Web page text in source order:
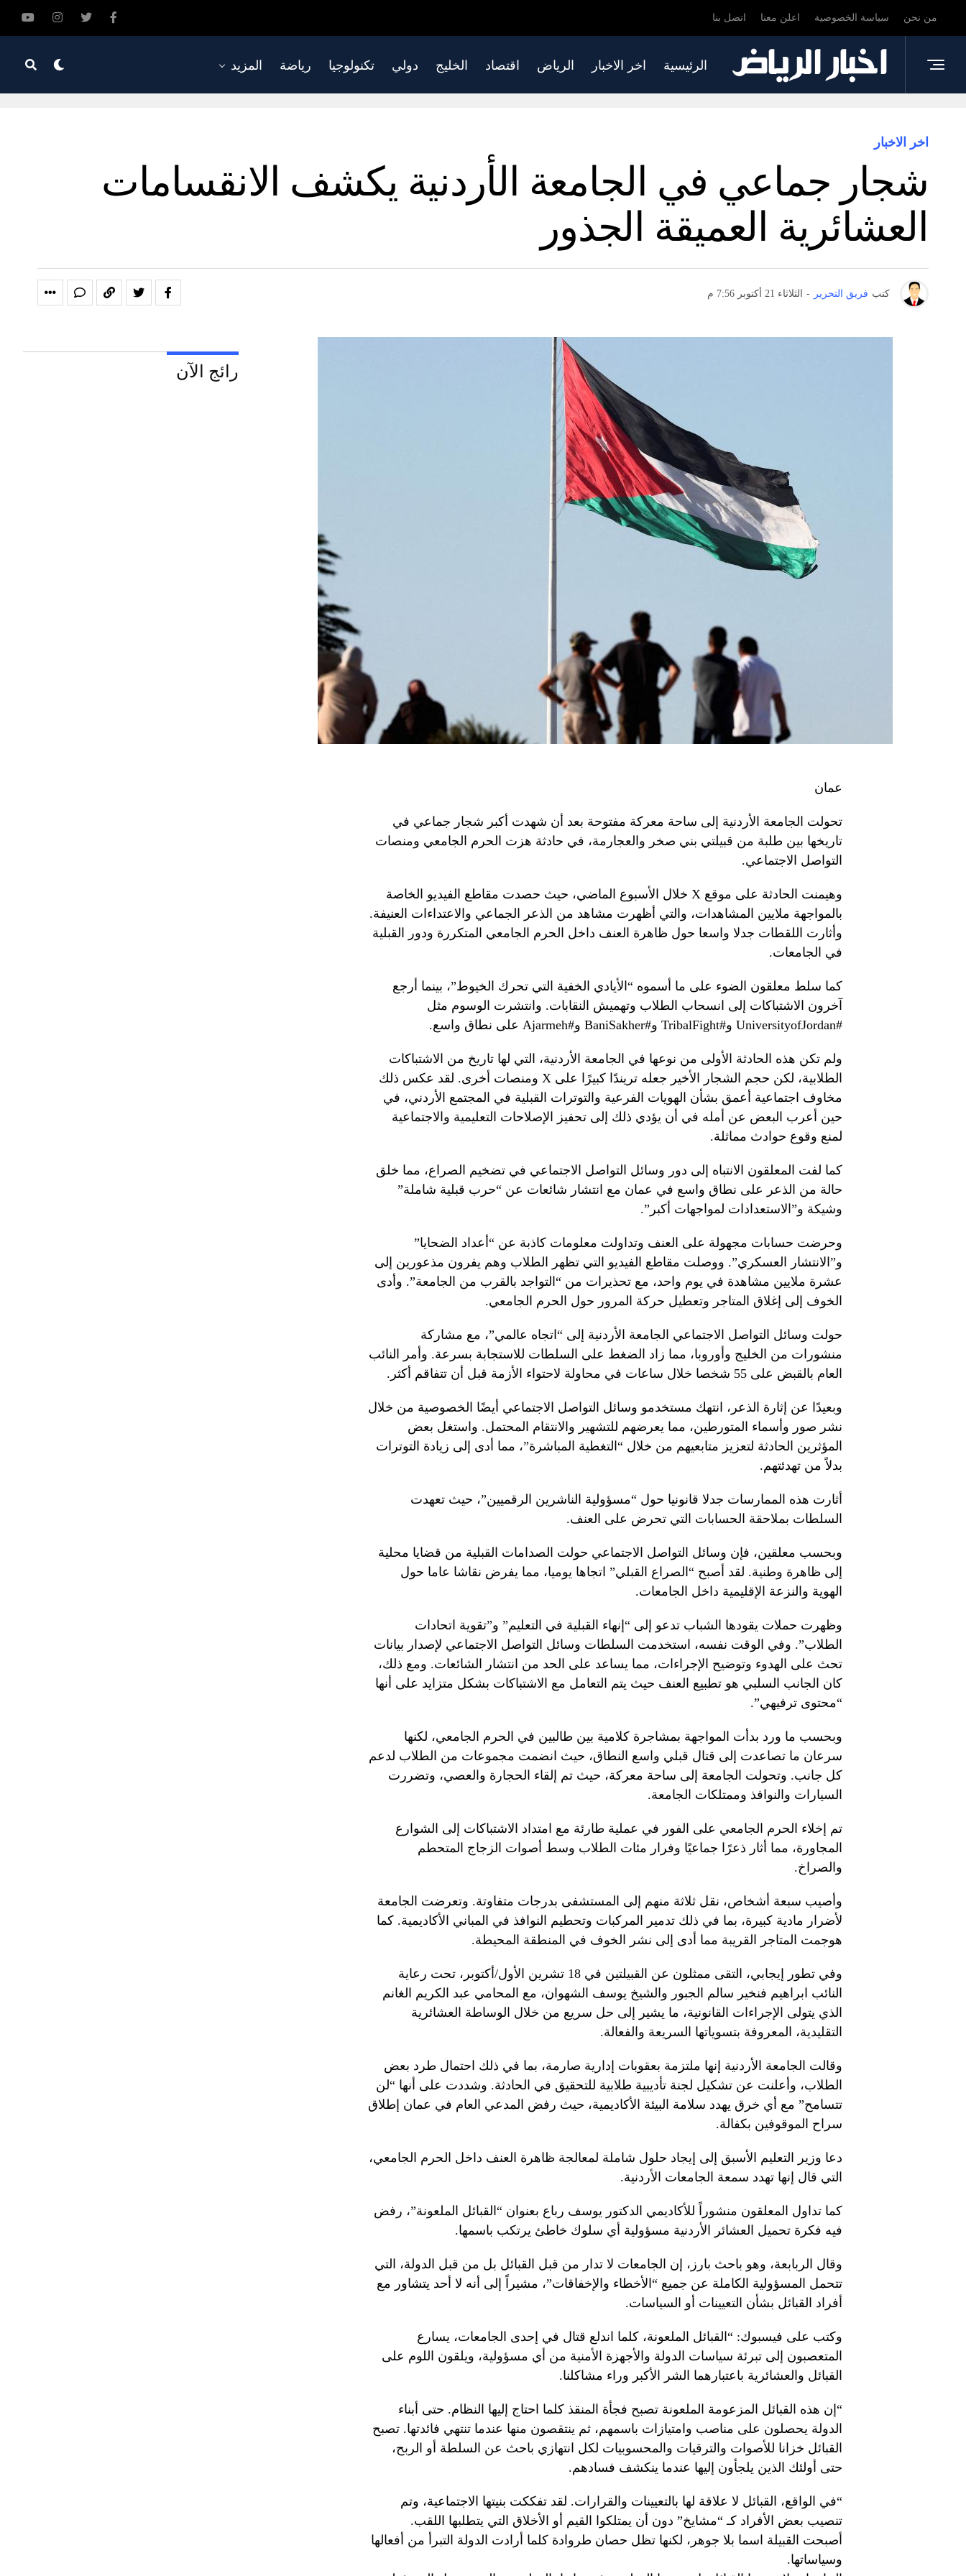
من نحن سياسة الخصوصية اعلن معنا اتصل بنا
الرئيسية اخر الاخبار الرياض اقتصاد الخليج دولي تكنولوجيا رياضة المزيد
اخر الاخبار
شجار جماعي في الجامعة الأردنية يكشف الانقسامات
العشائرية العميقة الجذور
كتب فريق التحرير - الثلاثاء 21 أكتوبر 7:56 م
عمان
تحولت الجامعة الأردنية إلى ساحة معركة مفتوحة بعد أن شهدت أكبر شجار جماعي في
تاريخها بين طلبة من قبيلتي بني صخر والعجارمة، في حادثة هزت الحرم الجامعي ومنصات
التواصل الاجتماعي.
وهيمنت الحادثة على موقع X خلال الأسبوع الماضي، حيث حصدت مقاطع الفيديو الخاصة
بالمواجهة ملايين المشاهدات، والتي أظهرت مشاهد من الذعر الجماعي والاعتداءات العنيفة.
وأثارت اللقطات جدلا واسعا حول ظاهرة العنف داخل الحرم الجامعي المتكررة ودور القبلية
في الجامعات.
كما سلط معلقون الضوء على ما أسموه “الأيادي الخفية التي تحرك الخيوط”، بينما أرجع
آخرون الاشتباكات إلى انسحاب الطلاب وتهميش النقابات. وانتشرت الوسوم مثل
#UniversityofJordan و#TribalFight و#BaniSakher و#Ajarmeh على نطاق واسع.
ولم تكن هذه الحادثة الأولى من نوعها في الجامعة الأردنية، التي لها تاريخ من الاشتباكات
الطلابية، لكن حجم الشجار الأخير جعله تريندًا كبيرًا على X ومنصات أخرى. لقد عكس ذلك
مخاوف اجتماعية أعمق بشأن الهويات الفرعية والتوترات القبلية في المجتمع الأردني، في
حين أعرب البعض عن أمله في أن يؤدي ذلك إلى تحفيز الإصلاحات التعليمية والاجتماعية
لمنع وقوع حوادث مماثلة.
كما لفت المعلقون الانتباه إلى دور وسائل التواصل الاجتماعي في تضخيم الصراع، مما خلق
حالة من الذعر على نطاق واسع في عمان مع انتشار شائعات عن “حرب قبلية شاملة”
وشيكة و”الاستعدادات لمواجهات أكبر”.
وحرضت حسابات مجهولة على العنف وتداولت معلومات كاذبة عن “أعداد الضحايا”
و”الانتشار العسكري”. ووصلت مقاطع الفيديو التي تظهر الطلاب وهم يفرون مذعورين إلى
عشرة ملايين مشاهدة في يوم واحد، مع تحذيرات من “التواجد بالقرب من الجامعة”. وأدى
الخوف إلى إغلاق المتاجر وتعطيل حركة المرور حول الحرم الجامعي.
حولت وسائل التواصل الاجتماعي الجامعة الأردنية إلى “اتجاه عالمي”، مع مشاركة
منشورات من الخليج وأوروبا، مما زاد الضغط على السلطات للاستجابة بسرعة. وأمر النائب
العام بالقبض على 55 شخصا خلال ساعات في محاولة لاحتواء الأزمة قبل أن تتفاقم أكثر.
وبعيدًا عن إثارة الذعر، انتهك مستخدمو وسائل التواصل الاجتماعي أيضًا الخصوصية من خلال
نشر صور وأسماء المتورطين، مما يعرضهم للتشهير والانتقام المحتمل. واستغل بعض
المؤثرين الحادثة لتعزيز متابعيهم من خلال “التغطية المباشرة”، مما أدى إلى زيادة التوترات
بدلاً من تهدئتهم.
أثارت هذه الممارسات جدلا قانونيا حول “مسؤولية الناشرين الرقميين”، حيث تعهدت
السلطات بملاحقة الحسابات التي تحرض على العنف.
وبحسب معلقين، فإن وسائل التواصل الاجتماعي حولت الصدامات القبلية من قضايا محلية
إلى ظاهرة وطنية. لقد أصبح “الصراع القبلي” اتجاها يوميا، مما يفرض نقاشا عاما حول
الهوية والنزعة الإقليمية داخل الجامعات.
وظهرت حملات يقودها الشباب تدعو إلى “إنهاء القبلية في التعليم” و”تقوية اتحادات
الطلاب”. وفي الوقت نفسه، استخدمت السلطات وسائل التواصل الاجتماعي لإصدار بيانات
تحث على الهدوء وتوضيح الإجراءات، مما يساعد على الحد من انتشار الشائعات. ومع ذلك،
كان الجانب السلبي هو تطبيع العنف حيث يتم التعامل مع الاشتباكات بشكل متزايد على أنها
“محتوى ترفيهي”.
وبحسب ما ورد بدأت المواجهة بمشاجرة كلامية بين طالبين في الحرم الجامعي، لكنها
سرعان ما تصاعدت إلى قتال قبلي واسع النطاق، حيث انضمت مجموعات من الطلاب لدعم
كل جانب. وتحولت الجامعة إلى ساحة معركة، حيث تم إلقاء الحجارة والعصي، وتضررت
السيارات والنوافذ وممتلكات الجامعة.
تم إخلاء الحرم الجامعي على الفور في عملية طارئة مع امتداد الاشتباكات إلى الشوارع
المجاورة، مما أثار ذعرًا جماعيًا وفرار مئات الطلاب وسط أصوات الزجاج المتحطم
والصراخ.
وأصيب سبعة أشخاص، نقل ثلاثة منهم إلى المستشفى بدرجات متفاوتة. وتعرضت الجامعة
لأضرار مادية كبيرة، بما في ذلك تدمير المركبات وتحطيم النوافذ في المباني الأكاديمية. كما
هوجمت المتاجر القريبة مما أدى إلى نشر الخوف في المنطقة المحيطة.
وفي تطور إيجابي، التقى ممثلون عن القبيلتين في 18 تشرين الأول/أكتوبر، تحت رعاية
النائب ابراهيم فنخير سالم الجبور والشيخ يوسف الشهوان، مع المحامي عبد الكريم الغانم
الذي يتولى الإجراءات القانونية، ما يشير إلى حل سريع من خلال الوساطة العشائرية
التقليدية، المعروفة بتسوياتها السريعة والفعالة.
وقالت الجامعة الأردنية إنها ملتزمة بعقوبات إدارية صارمة، بما في ذلك احتمال طرد بعض
الطلاب، وأعلنت عن تشكيل لجنة تأديبية طلابية للتحقيق في الحادثة. وشددت على أنها “لن
تتسامح” مع أي خرق يهدد سلامة البيئة الأكاديمية، حيث رفض المدعي العام في عمان إطلاق
سراح الموقوفين بكفالة.
دعا وزير التعليم الأسبق إلى إيجاد حلول شاملة لمعالجة ظاهرة العنف داخل الحرم الجامعي،
التي قال إنها تهدد سمعة الجامعات الأردنية.
كما تداول المعلقون منشوراً للأكاديمي الدكتور يوسف رباع بعنوان “القبائل الملعونة”، رفض
فيه فكرة تحميل العشائر الأردنية مسؤولية أي سلوك خاطئ يرتكب باسمها.
وقال الربابعة، وهو باحث بارز، إن الجامعات لا تدار من قبل القبائل بل من قبل الدولة، التي
تتحمل المسؤولية الكاملة عن جميع “الأخطاء والإخفاقات”، مشيراً إلى أنه لا أحد يتشاور مع
أفراد القبائل بشأن التعيينات أو السياسات.
وكتب على فيسبوك: “القبائل الملعونة، كلما اندلع قتال في إحدى الجامعات، يسارع
المتعصبون إلى تبرئة سياسات الدولة والأجهزة الأمنية من أي مسؤولية، ويلقون اللوم على
القبائل والعشائرية باعتبارهما الشر الأكبر وراء مشاكلنا.
“إن هذه القبائل المزعومة الملعونة تصبح فجأة المنقذ كلما احتاج إليها النظام. حتى أبناء
الدولة يحصلون على مناصب وامتيازات باسمهم، ثم ينتقصون منها عندما تنتهي فائدتها. تصبح
القبائل خزانا للأصوات والترقيات والمحسوبيات لكل انتهازي باحث عن السلطة أو الربح،
حتى أولئك الذين يلجأون إليها عندما ينكشف فسادهم.
“في الواقع، القبائل لا علاقة لها بالتعيينات والقرارات. لقد تفككت بنيتها الاجتماعية، وتم
تنصيب بعض الأفراد كـ “مشايخ” دون أن يمتلكوا القيم أو الأخلاق التي يتطلبها اللقب.
أصبحت القبيلة اسما بلا جوهر، لكنها تظل حصان طروادة كلما أرادت الدولة التبرأ من أفعالها
وسياساتها.
رائج الآن